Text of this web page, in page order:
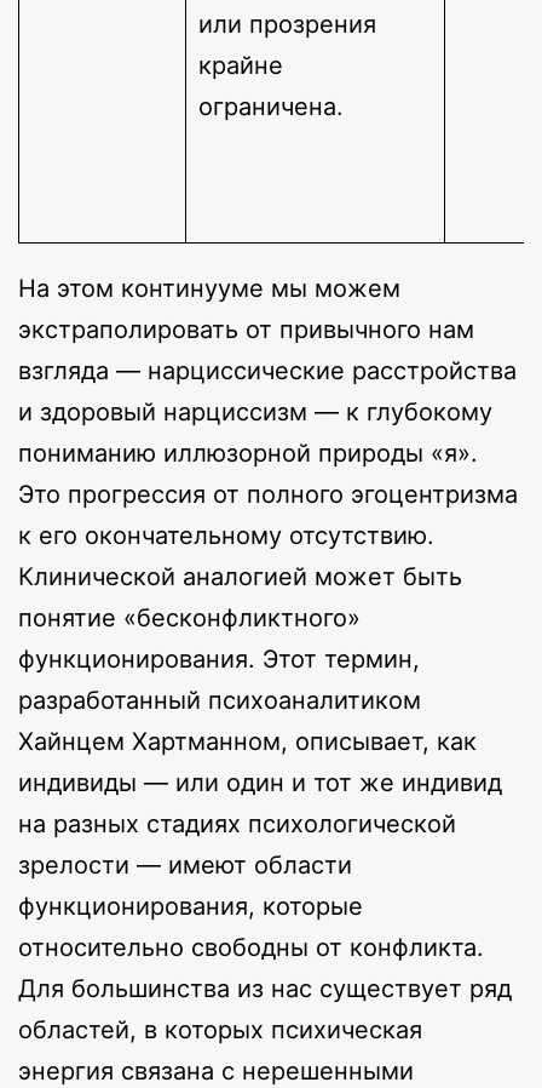
или прозрения
крайне
ограничена.
На этом континууме мы можем
экстраполировать от привычного нам
взгляда — нарциссические расстройства
и здоровый нарциссизм — к глубокому
пониманию иллюзорной природы «я».
Это прогрессия от полного эгоцентризма
к его окончательному отсутствию.
Клинической аналогией может быть
понятие «бесконфликтного»
функционирования. Этот термин,
разработанный психоаналитиком
Хайнцем Хартманном, описывает, как
индивиды — или один и тот же индивид
на разных стадиях психологической
зрелости — имеют области
функционирования, которые
относительно свободны от конфликта.
Для большинства из нас существует ряд
областей, в которых психическая
энергия связана с нерешенными